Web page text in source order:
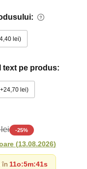
+164,40 lei
text pe produs:
+24,70 lei
lei -25%
(13.08.2026)
în 11o:5m:40s